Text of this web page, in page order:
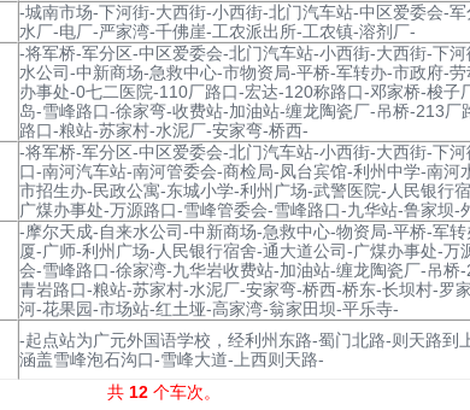
-城南市场-下河街-大西街-小西街-北门汽车站-中区爱委会-
水厂-电厂-严家湾-千佛崖-工农派出所-工农镇-溶剂厂-
-将军桥-军分区-中区爱委会-北门汽车站-小西街-大西街-下
水公司-中新商场-急救中心-市物资局-平桥-军转办-市政府-
办事处-0七二医院-110厂路口-宏达-120称路口-邓家桥-梭子
岛-雪峰路口-徐家弯-收费站-加油站-缠龙陶瓷厂-吊桥-213厂
路口-粮站-苏家村-水泥厂-安家弯-桥西-
-将军桥-军分区-中区爱委会-北门汽车站-小西街-大西街-下
口-南河汽车站-南河管委会-商检局-凤台宾馆-利州中学-南河
市招生办-民政公寓-东城小学-利州广场-武警医院-人民银行
广煤办事处-万源路口-雪峰管委会-雪峰路口-九华站-鲁家坝-
-摩尔天成-自来水公司-中新商场-急救中心-物资局-平桥-军
厦-广师-利州广场-人民银行宿舍-通大道公司-广煤办事处-万
会-雪峰路口-徐家湾-九华岩收费站-加油站-缠龙陶瓷厂-吊桥
青岩路口-粮站-苏家村-水泥厂-安家弯-桥西-桥东-长坝村-罗
河-花果园-市场站-红土垭-高家湾-翁家田坝-平乐寺-
-起点站为广元外国语学校，经利州东路-蜀门北路-则天路到
涵盖雪峰泡石沟口-雪峰大道-上西则天路-
共 12 个车次。